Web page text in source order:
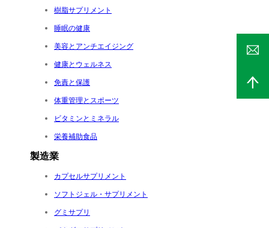
樹脂サプリメント
睡眠の健康
美容とアンチエイジング
健康とウェルネス
免責と保護
体重管理とスポーツ
ビタミンとミネラル
栄養補助食品
製造業
カプセルサプリメント
ソフトジェル・サプリメント
グミサプリ